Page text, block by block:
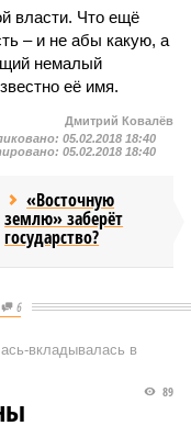
власти. Что ещё
– и не абы какую, а
немалый
её имя.
Дмитрий Ковалёв
05.02.2018 18:40
05.02.2018 18:40
«Восточную
землю» заберёт
государство?
6
вкладывалась в
89